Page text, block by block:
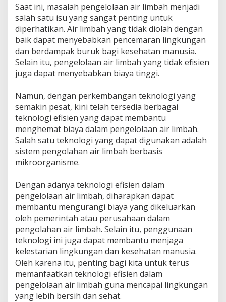
Saat ini, masalah pengelolaan air limbah menjadi
salah satu isu yang sangat penting untuk
diperhatikan. Air limbah yang tidak diolah dengan
baik dapat menyebabkan pencemaran lingkungan
dan berdampak buruk bagi kesehatan manusia.
Selain itu, pengelolaan air limbah yang tidak efisien
juga dapat menyebabkan biaya tinggi.
Namun, dengan perkembangan teknologi yang
semakin pesat, kini telah tersedia berbagai
teknologi efisien yang dapat membantu
menghemat biaya dalam pengelolaan air limbah.
Salah satu teknologi yang dapat digunakan adalah
sistem pengolahan air limbah berbasis
mikroorganisme.
Dengan adanya teknologi efisien dalam
pengelolaan air limbah, diharapkan dapat
membantu mengurangi biaya yang dikeluarkan
oleh pemerintah atau perusahaan dalam
pengolahan air limbah. Selain itu, penggunaan
teknologi ini juga dapat membantu menjaga
kelestarian lingkungan dan kesehatan manusia.
Oleh karena itu, penting bagi kita untuk terus
memanfaatkan teknologi efisien dalam
pengelolaan air limbah guna mencapai lingkungan
yang lebih bersih dan sehat.